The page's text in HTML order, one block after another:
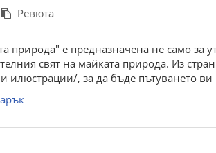
Ревюта
природа" е предназначена не само за
свят на майката природа. Из
илюстрации/, за да бъде пътуването